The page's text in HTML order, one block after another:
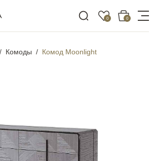
0 0
Комоды Комод Moonlight